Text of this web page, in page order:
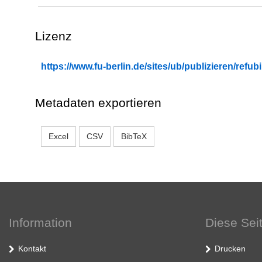
Lizenz
https://www.fu-berlin.de/sites/ub/publizieren/
Metadaten exportieren
Excel CSV BibTeX
Information
Kontakt
Diese
Drucken